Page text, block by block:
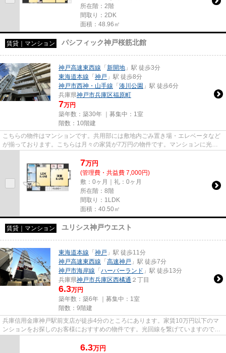
所在階：2階
間取り：2DK
面積：48.96㎡
賃貸｜マンション パシフィック神戸桜筋北館
神戸高速東西線 「 新開地 」駅 徒歩3分
東海道本線 「 神戸 」駅 徒歩8分
神戸市西神・山手線 「 湊川公園 」駅 徒歩6分
兵庫県神戸市兵庫区福原町
7万円
築年数：築30年 ｜募集中： 1室
階数：10階建
こちらの物件はマンションです。共用部には敷地内ごみ置き場・エレベータなど
が揃っております。こちらは月々の家賃が7万円の物件です。マンションに光回
7万円
(管理費・共益費 7,000円)
敷：0ヶ月｜礼：0ヶ月
所在階：8階
間取り：1LDK
面積：40.50㎡
賃貸｜マンション ユリシス神戸ウエスト
東海道本線 「 神戸 」駅 徒歩11分
神戸高速東西線 「 高速神戸 」駅 徒歩7分
神戸市海岸線 「 ハーバーランド 」駅 徒歩13分
兵庫県神戸市兵庫区西橘通 ２丁目
6.3万円
築年数：築6年 ｜募集中： 1室
階数：9階建
兵庫信用金庫神戸駅前支店が徒歩4分のところにあります。家賃10万円以下のマ
ンションをお探しのお客様におすすめの物件です。光回線を繋げていますので通
6.3万円